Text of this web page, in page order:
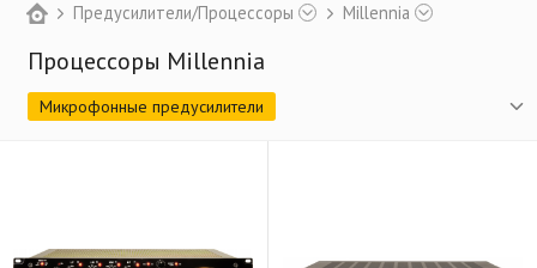
Предусилители/Процессоры Millennia
Процессоры Millennia
Микрофонные предусилители